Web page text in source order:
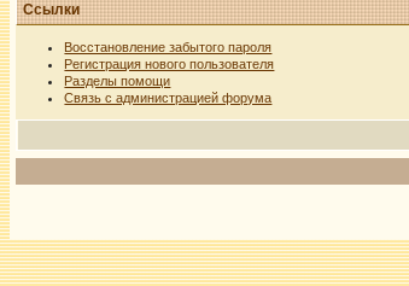
Ссылки
Восстановление забытого пароля
Регистрация нового пользователя
Разделы помощи
Связь с администрацией форума